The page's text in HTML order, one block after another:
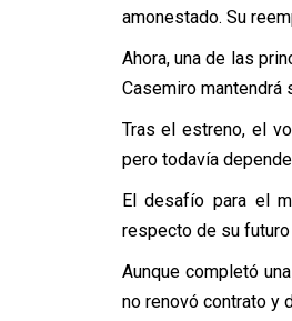
amonestado. Su
Ahora, una de las
Casemiro mantendrá
Tras el estreno, el
pero todavía
El desafío para el
respecto de su
Aunque completó
no renovó contrato y